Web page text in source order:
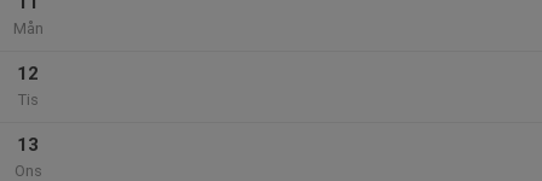
Mån
12
Tis
13
Ons